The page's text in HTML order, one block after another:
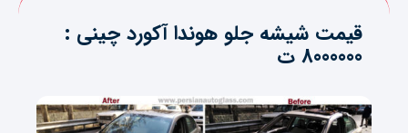
قیمت شیشه جلو هوندا آکورد چینی :
8000000 ت